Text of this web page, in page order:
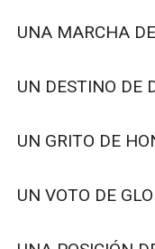
UNA MARCHA
UN DESTINO DE
UN GRITO DE
UN VOTO DE